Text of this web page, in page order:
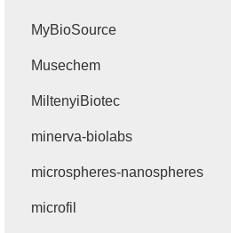
MyBioSource
Musechem
MiltenyiBiotec
minerva-biolabs
microspheres-nanospheres
microfil